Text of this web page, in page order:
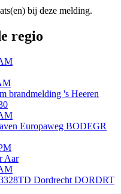
bij deze melding.
regio
brandmelding 's Heeren
Europaweg BODEGR
Aar
Dordrecht DORDRT